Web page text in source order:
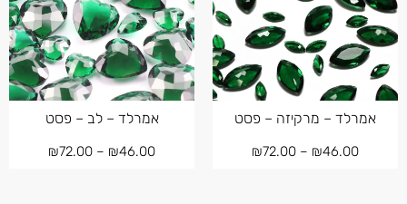
אמרלד – מרקיזה – פסט
₪46.00
–
₪72.00
אמרלד – לב – פסט
₪46.00
–
₪72.00